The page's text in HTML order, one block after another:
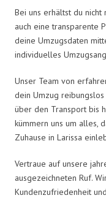
Bei uns erhältst du nicht
auch eine transparente
deine Umzugsdaten
individuelles
Unser Team von
dein Umzug
über den Transport bis
kümmern uns um alles,
Zuhause in Larissa
Vertraue auf unsere
ausgezeichneten Ruf.
Kundenzufriedenheit